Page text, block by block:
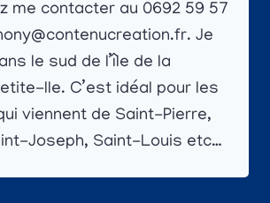
me contacter au 0692 59 57
Je
le sud de l’île de la
Ile. C’est idéal pour les
viennent de Saint-Pierre,
Joseph, Saint-Louis etc…